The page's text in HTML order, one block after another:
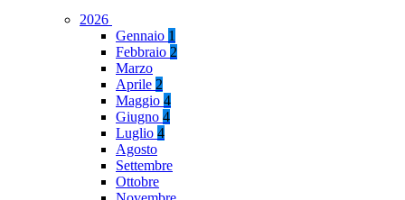
2026
Gennaio 1
Febbraio 2
Marzo
Aprile 2
Maggio 4
Giugno 4
Luglio 4
Agosto
Settembre
Ottobre